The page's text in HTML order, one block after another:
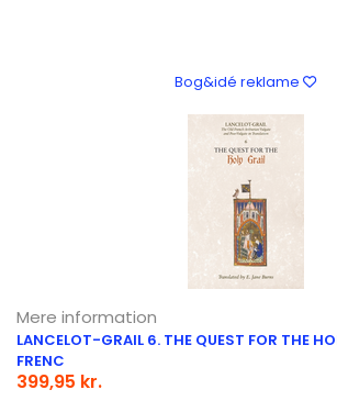
Bog&idé reklame
Mere information
LANCELOT-GRAIL 6. THE QUEST FOR THE
FRENC
399,95 kr.